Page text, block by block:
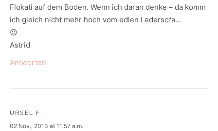
Flokati auf dem Boden. Wenn ich daran denke – da komm
ich gleich nicht mehr hoch vom edlen Ledersofa…
😉
Astrid
Antworten
URSEL F.
says:
02 Nov., 2013 at 11:57 a.m.